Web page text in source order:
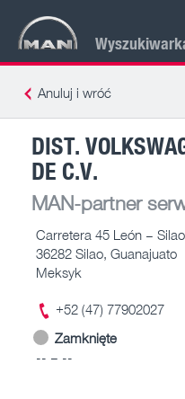
Anuluj i wróć
DIST.
DE C.V.
MAN-partner
Carretera 45 León –
36282 Silao, Guanajuato
Meksyk
+52 (47) 77902027
Zamknięte
-- – --